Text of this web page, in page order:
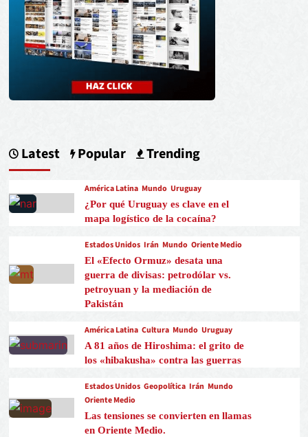
Latest Popular Trending
América Latina Mundo Uruguay
¿Por qué Uruguay es clave en el
mapa logístico de la cocaína?
Estados Unidos Irán Mundo Oriente Medio
El «Efecto Ormuz» desata una
guerra de divisas: petrodólar vs.
petroyuan y la mediación de
Pakistán
América Latina Cultura Mundo Uruguay
A 81 años de Hiroshima: el grito de
los «hibakusha» contra las guerras
Estados Unidos Geopolítica Irán Mundo
Oriente Medio
Las tensiones se convierten en llamas
en Oriente Medio.